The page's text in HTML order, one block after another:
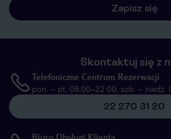
Zapisz się
Skontaktuj się z
Telefoniczne Centrum Rezerwacji
pon. – pt. 08:00–22:00, sob. – niedz.
22 270 31 20
Biuro Obsługi Klienta